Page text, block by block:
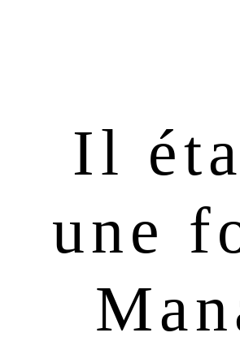
Il
une